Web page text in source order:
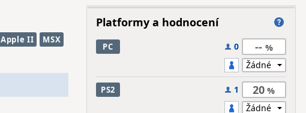
Apple II
MSX
Platformy a hodnocení
PC 0 --
PS2 1 20